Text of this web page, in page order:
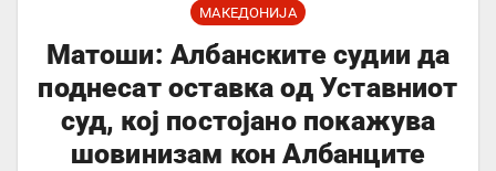
далечински
управувач
МАКЕДОНИЈА
Матоши: Албанските судии да
поднесат оставка од Уставниот
суд, кој постојано покажува
шовинизам кон Албанците